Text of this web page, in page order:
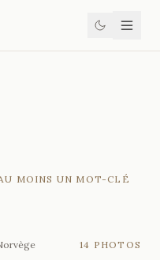
MOINS UN MOT-CLÉ
14 PHOTOS